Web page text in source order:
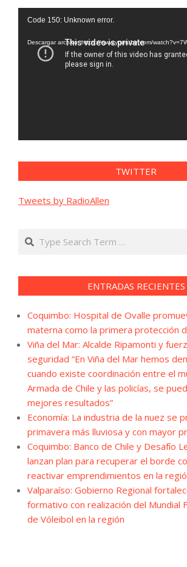
Reproductor
vídeo
Code 150: Unknown error.
Descargar archivo: https://www.youtube.com/
TWITTER
Tweets by RadioAllen
Search
ENTRADAS RECIENTES
Coquimbo: Hospital de Ovalle
materna como la primera protección
Viña del Mar: Alcalde Ripamonti y
seguridad “En Viña del Mar hemos
cuando existe coordinación entre el
Armada de Chile y las policías, se
mejores resultados”
Economía: La industria de la nuez se
primavera más lluviosa y con mayor
Coquimbo: Banco de Chile y Desafío
lanzan plan para recuperar el borde
reactivar emprendimientos en la
Valparaíso: Gobierno Regional
formativo con realización del Mundial
de Vóleibol en la región